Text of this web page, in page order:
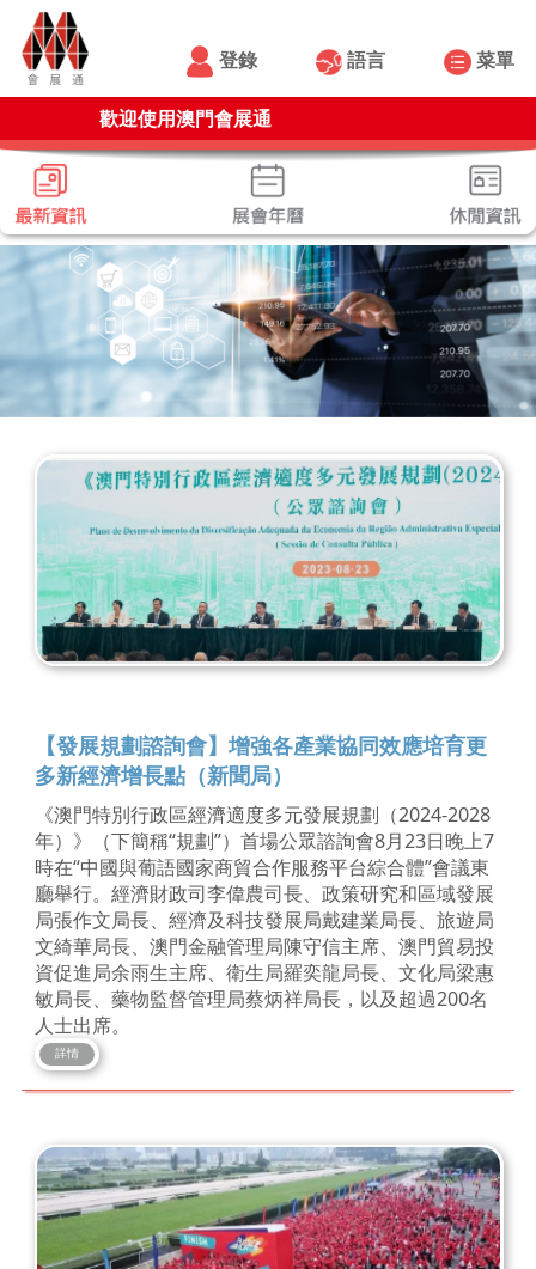
登錄 語言 菜單
歡迎使用澳門會展通
【發展規劃諮詢會】增強各產業協同效應培育更
多新經濟增長點（新聞局）
《澳門特別行政區經濟適度多元發展規劃（2024-2028
年）》（下簡稱“規劃”）首場公眾諮詢會8月23日晚上7
時在“中國與葡語國家商貿合作服務平台綜合體”會議東
廳舉行。經濟財政司李偉農司長、政策研究和區域發展
局張作文局長、經濟及科技發展局戴建業局長、旅遊局
文綺華局長、澳門金融管理局陳守信主席、澳門貿易投
資促進局余雨生主席、衛生局羅奕龍局長、文化局梁惠
敏局長、藥物監督管理局蔡炳祥局長，以及超過200名
人士出席。
詳情